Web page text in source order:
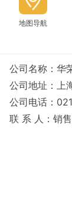
地图导航
公司名称：华
公司地址：上
公司电话：
联 系 人：销售